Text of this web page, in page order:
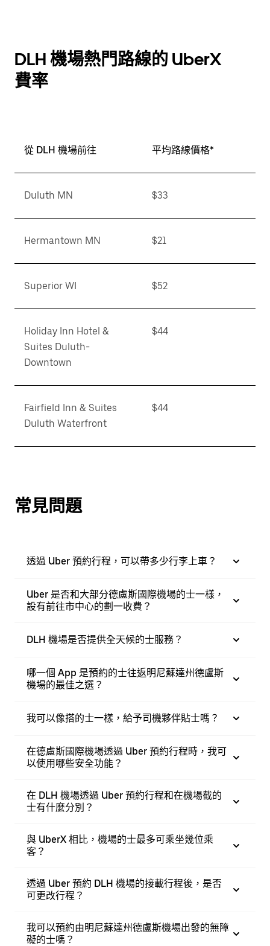
DLH 機場熱門路線的 UberX
費率
從 DLH 機場前往 平均路線價格*
Duluth MN $33
Hermantown MN $21
Superior WI $52
Holiday Inn Hotel &
Suites Duluth-
Downtown
$44
Fairfield Inn & Suites
Duluth Waterfront
$44
常見問題
透過 Uber 預約行程，可以帶多少行李上車？
Uber 是否和大部分德盧斯國際機場的士一樣，
設有前往市中心的劃一收費？
DLH 機場是否提供全天候的士服務？
哪一個 App 是預約的士往返明尼蘇達州德盧斯
機場的最佳之選？
我可以像搭的士一樣，給予司機夥伴貼士嗎？
在德盧斯國際機場透過 Uber 預約行程時，我可
以使用哪些安全功能？
在 DLH 機場透過 Uber 預約行程和在機場截的
士有什麼分別？
與 UberX 相比，機場的士最多可乘坐幾位乘
客？
透過 Uber 預約 DLH 機場的接載行程後，是否
可更改行程？
我可以預約由明尼蘇達州德盧斯機場出發的無障
礙的士嗎？